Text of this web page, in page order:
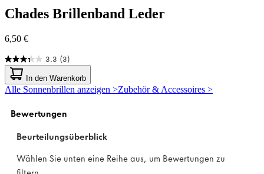
Chades Brillenband Leder
6,50 €
3.3 (3)
3.3
von
5
Sternen.
Bewertungen
In den Warenkorb
Alle Sonnenbrillen anzeigen >Zubehör & Accessoires >